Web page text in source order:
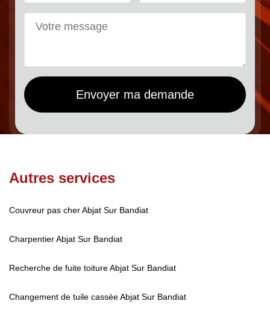
Autres services
Couvreur pas cher Abjat Sur Bandiat
Charpentier Abjat Sur Bandiat
Recherche de fuite toiture Abjat Sur Bandiat
Changement de tuile cassée Abjat Sur Bandiat